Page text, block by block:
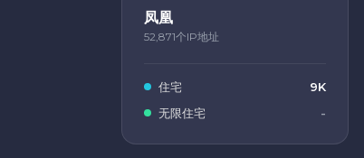
凤凰
52,871个IP地址
住宅
9K
无限住宅
-